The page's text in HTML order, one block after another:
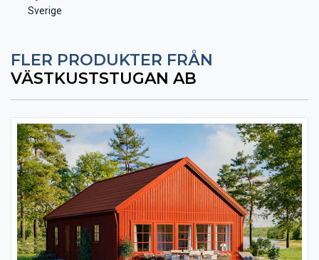
Sverige
FLER PRODUKTER FRÅN
VÄSTKUSTSTUGAN AB